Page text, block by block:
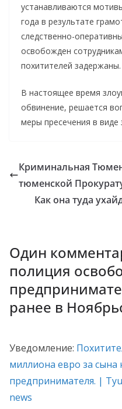
устанавливаются
года в результате
следственно-
освобожден
похитителей
В настоящее время
обвинение, решается
меры пресечения в виде
Криминальная
тюменской
Как она туда
Один
полиция
ранее в
Уведомление:
миллиона евро за сына
предпринимателя. |
news